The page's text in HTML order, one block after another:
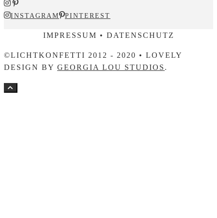
INSTAGRAM PINTEREST
IMPRESSUM • DATENSCHUTZ
©LICHTKONFETTI 2012 - 2020 • LOVELY
DESIGN BY GEORGIA LOU STUDIOS .